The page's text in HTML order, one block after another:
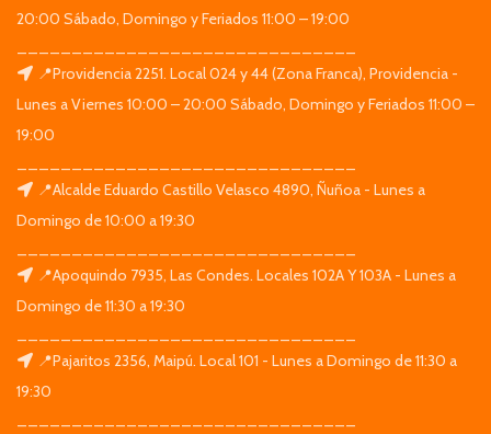
20:00 Sábado, Domingo y Feriados 11:00 – 19:00
📍Providencia 2251. Local 024 y 44 (Zona Franca), Providencia -
Lunes a Viernes 10:00 – 20:00 Sábado, Domingo y Feriados 11:00 –
19:00
📍Alcalde Eduardo Castillo Velasco 4890, Ñuñoa - Lunes a
Domingo de 10:00 a 19:30
📍Apoquindo 7935, Las Condes. Locales 102A Y 103A - Lunes a
Domingo de 11:30 a 19:30
📍Pajaritos 2356, Maipú. Local 101 - Lunes a Domingo de 11:30 a
19:30